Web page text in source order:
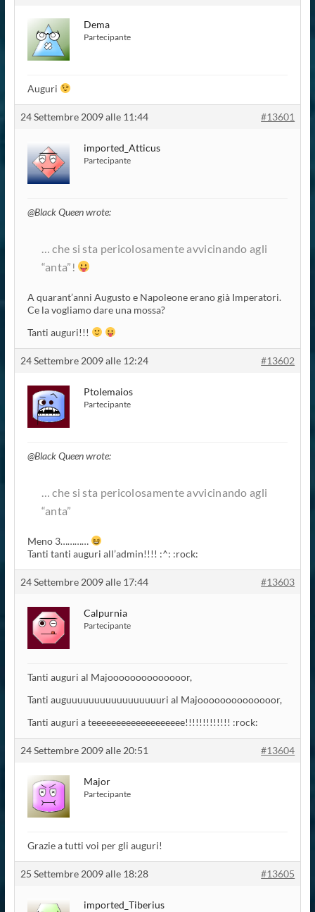
Dema
Partecipante
Auguri
24 Settembre 2009 alle 11:44 #13601
imported_Atticus
Partecipante
@Black Queen wrote:
… che si sta pericolosamente avvicinando agli
“anta” !
A quarant’anni Augusto e Napoleone erano già Imperatori.
Ce la vogliamo dare una mossa?
Tanti auguri!!!
24 Settembre 2009 alle 12:24 #13602
Ptolemaios
Partecipante
@Black Queen wrote:
… che si sta pericolosamente avvicinando agli
“anta”
Meno 3…………
Tanti tanti auguri all’admin!!!! :^: :rock:
24 Settembre 2009 alle 17:44 #13603
Calpurnia
Partecipante
Tanti auguri al Majoooooooooooooor,
Tanti auguuuuuuuuuuuuuuuuuri al Majoooooooooooooor,
Tanti auguri a teeeeeeeeeeeeeeeeeee!!!!!!!!!!!!! :rock:
24 Settembre 2009 alle 20:51 #13604
Major
Partecipante
Grazie a tutti voi per gli auguri!
25 Settembre 2009 alle 18:28 #13605
imported_Tiberius